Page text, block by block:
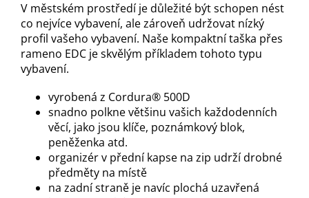
V městském prostředí je důležité být schopen nést
co nejvíce vybavení, ale zároveň udržovat nízký
profil vašeho vybavení. Naše kompaktní taška přes
rameno EDC je skvělým příkladem tohoto typu
vybavení.
vyrobená z Cordura® 500D
snadno polkne většinu vašich každodenních
věcí, jako jsou klíče, poznámkový blok,
peněženka atd.
organizér v přední kapse na zip udrží drobné
předměty na místě
na zadní straně je navíc plochá uzavřená